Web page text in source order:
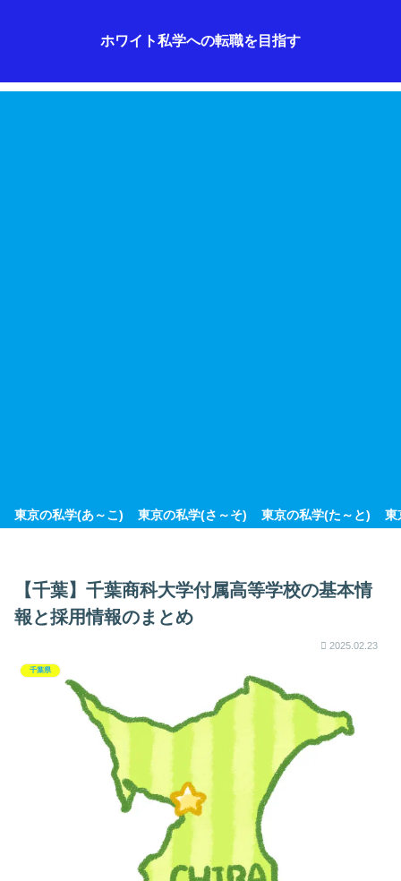
ホワイト私学への転職を目指す
東京の私学(あ～こ) 東京の私学(さ～そ) 東京の私学(た～と) 東
【千葉】千葉商科大学付属高等学校の基本情
報と採用情報のまとめ
2025.02.23
千葉県